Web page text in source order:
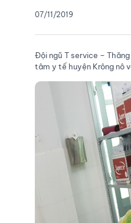
07/11/2019
Đội ngũ T service –
tâm y tế huyện Krông nô